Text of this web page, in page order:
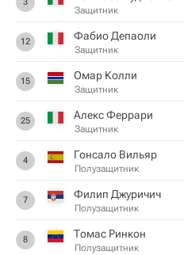
Защитник
12 Фабио Депаоли
Защитник
15 Омар Колли
Защитник
25 Алекс Феррари
Защитник
4 Гонсало Вильяр
Полузащитник
7 Филип Джуричич
Полузащитник
8 Томас Ринкон
Полузащитник